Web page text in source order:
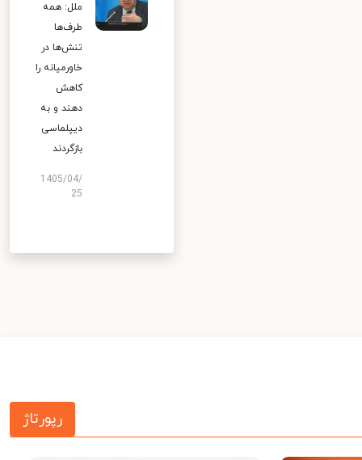
ملل: همه
طرف‌ها
تنش‌ها در
خاورمیانه را
کاهش
دهند و به
دیپلماسی
بازگردند
1405/04/
25
رپورتاژ